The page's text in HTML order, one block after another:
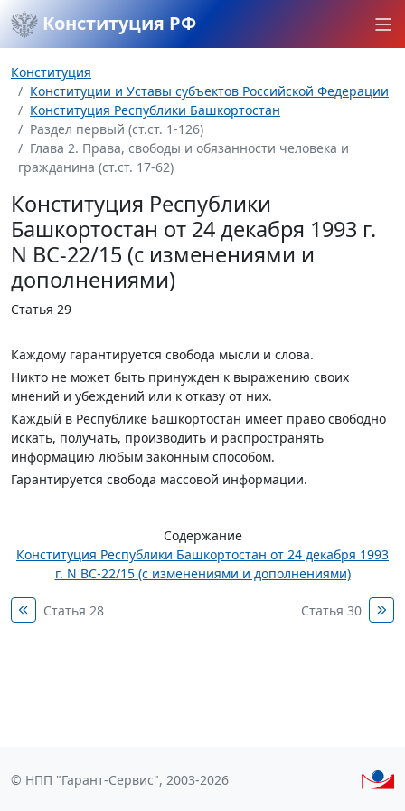
Конституция РФ
Конституция
Конституции и Уставы субъектов Российской Федерации
Конституция Республики Башкортостан
Раздел первый (ст.ст. 1-126)
Глава 2. Права, свободы и обязанности человека и
гражданина (ст.ст. 17-62)
Конституция Республики
Башкортостан от 24 декабря 1993 г.
N ВС-22/15 (с изменениями и
дополнениями)
Статья 29
Каждому гарантируется свобода мысли и слова.
Никто не может быть принужден к выражению своих
мнений и убеждений или к отказу от них.
Каждый в Республике Башкортостан имеет право свободно
искать, получать, производить и распространять
информацию любым законным способом.
Гарантируется свобода массовой информации.
Содержание
Конституция Республики Башкортостан от 24 декабря 1993
г. N ВС-22/15 (с изменениями и дополнениями)
Статья 28 Статья 30
© НПП "Гарант-Сервис", 2003-2026